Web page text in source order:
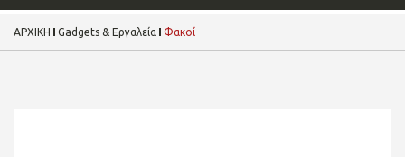
ΑΡΧΙΚΗ Gadgets & Εργαλεία Φακοί